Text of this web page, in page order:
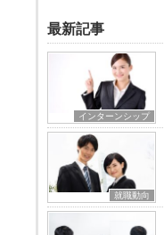
最新記事
インターンシップ
就職動向